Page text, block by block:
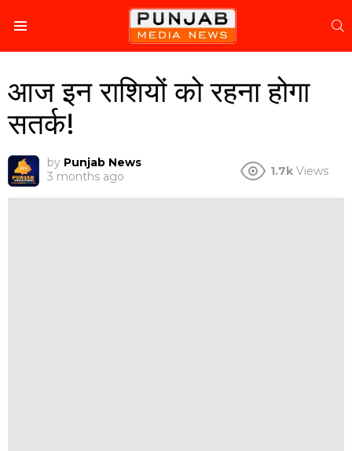
आज इन राशियों को रहना होगा
सतर्क!
by Punjab News
3 months ago
1.7k Views